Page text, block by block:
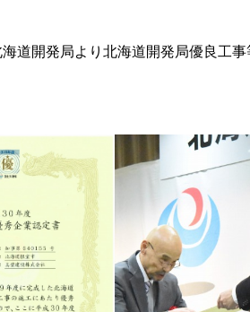
道開発局より北海道開発局優良工